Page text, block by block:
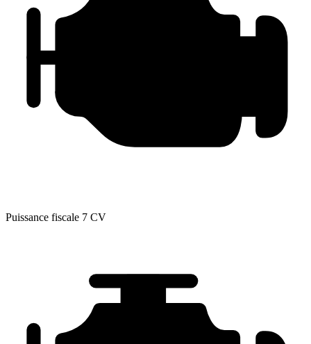
Puissance fiscale 7 CV